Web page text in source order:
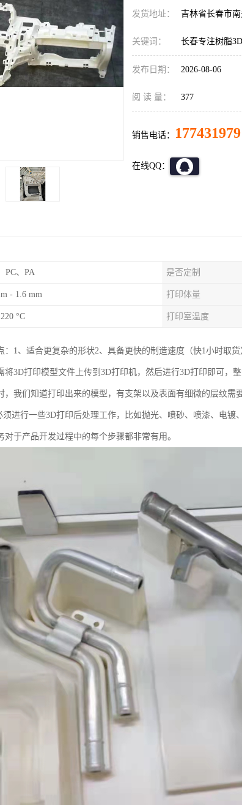
发货地址： 吉林省长春市
关键词： 长春专注树脂
发布日期： 2026-08-06
阅 读 量： 377
销售电话：
在线QQ：
PC、PA 是否定制
- 1.6 mm 打印体量
°C 打印室温度
：1、适合更复杂的形状2、具备更快的制造速度（快1小时取
将3D打印模型文件上传到3D打印机，然后进行3D打印即可，
，我们知道打印出来的模型，有支架以及表面有细微的层纹需
进行一些3D打印后处理工作，比如抛光、喷砂、喷漆、电镀
对于产品开发过程中的每个步骤都非常有用。